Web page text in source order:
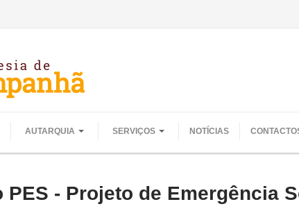
AUTARQUIA SERVIÇOS NOTÍCIAS
PES - Projeto de Emergência